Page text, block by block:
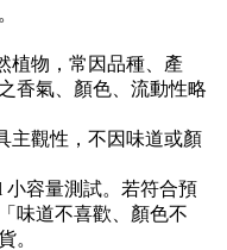
植物，常因品種、產
香氣、顏色、流動性略
主觀性，不因味道或顏
小容量測試。若符合預
味道不喜歡、顏色不
。